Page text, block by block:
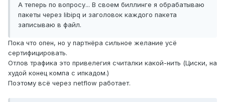
А теперь по вопросу... В своем биллинге я обрабатываю
пакеты через libipq и заголовок каждого пакета
записываю в файл.
Пока что опен, но у партнёра сильное желание усё
сертифицировать.
Отлов трафика это привелегия считалки какой-нить (Циски, на
худой конец компа с ипкадом.)
Поэтому всё через netflow работает.